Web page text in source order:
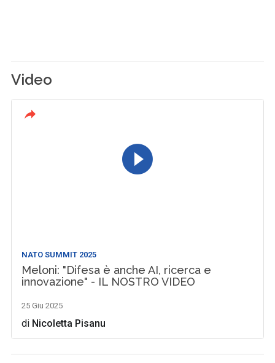
Video
NATO SUMMIT 2025
Meloni: "Difesa è anche AI, ricerca e
innovazione" - IL NOSTRO VIDEO
25 Giu 2025
di Nicoletta Pisanu